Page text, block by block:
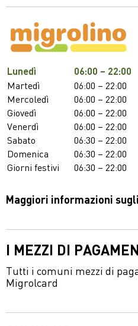
Lunedì 06:00 – 22:00
Martedì
06:00 – 22:00
Mercoledì
06:00 – 22:00
Giovedì
06:00 – 22:00
Venerdì
06:00 – 22:00
Sabato
06:30 – 22:00
Domenica
06:30 – 22:00
Giorni festivi
06:30 – 22:00
Maggiori informazioni
I MEZZI DI
Tutti i comuni mezzi di
Migrolcard